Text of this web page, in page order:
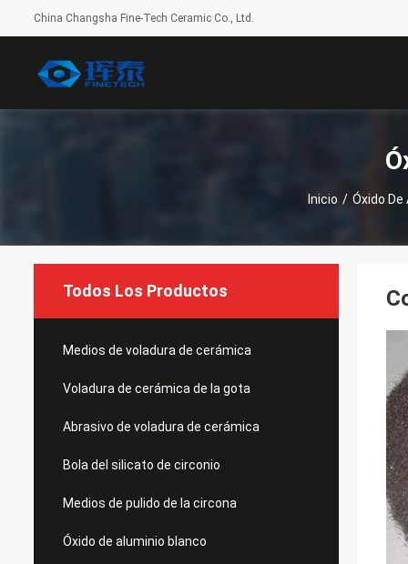
China Changsha Fine-Tech Ceramic Co., Ltd.
Inicio / Óxido De
Todos Los Productos
Medios de voladura de cerámica
Voladura de cerámica de la gota
Abrasivo de voladura de cerámica
Bola del silicato de circonio
Medios de pulido de la circona
Óxido de aluminio blanco